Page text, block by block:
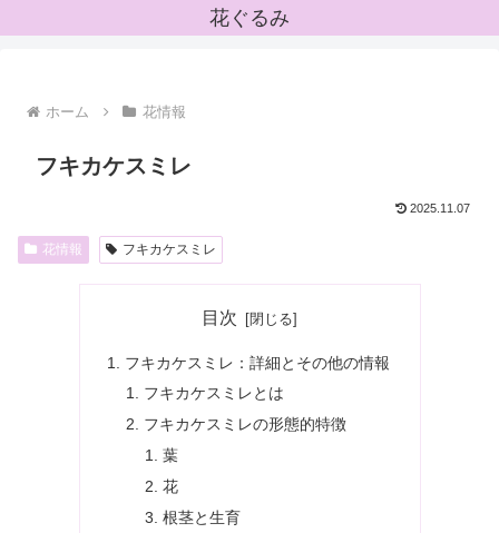
花ぐるみ
ホーム 花情報
フキカケスミレ
2025.11.07
花情報 フキカケスミレ
目次
フキカケスミレ：詳細とその他の情報
フキカケスミレとは
フキカケスミレの形態的特徴
葉
花
根茎と生育